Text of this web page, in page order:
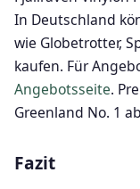
In Deutschland
wie Globetrotter,
kaufen. Für
Angebotsseite.
Greenland No. 1
Fazit